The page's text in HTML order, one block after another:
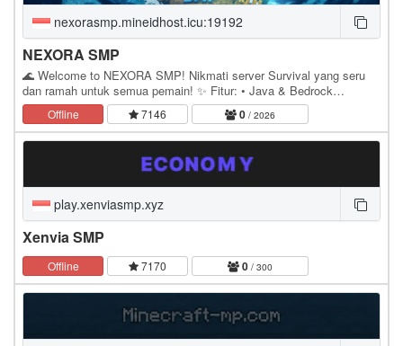
nexorasmp.mineidhost.icu:19192
NEXORA SMP
🌊 Welcome to NEXORA SMP! Nikmati server Survival yang seru
dan ramah untuk semua pemain! ✨ Fitur: • Java & Bedrock
Crossplay • Land Claim • RTP • Friendly Community •…
Offline 7146 0 / 2026
play.xenviasmp.xyz
Xenvia SMP
Offline 7170 0 / 300